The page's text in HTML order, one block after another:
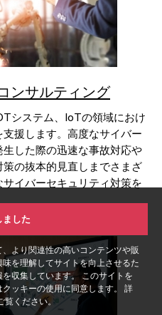
より関連性の高いコンテンツや販
を理解してサイトを向上させるた
収集しています。 このサイトを
ッキーの使用に同意します。 詳
覧ください。
ました
ンサルティング
システム、IoTの領域におけ
援します。高度なサイバー
した際の迅速な事故対応や
の抜本的見直しまでさまざ
イバーセキュリティ対策を